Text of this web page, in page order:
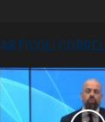
ARTICOLI